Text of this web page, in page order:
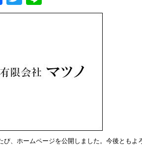
び、ホームページを公開しました。今後ともよ